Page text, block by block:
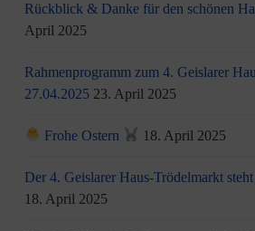
Rückblick & Danke für den schönen
April 2025
Rahmenprogramm zum 4. Geislarer
27.04.2025 23. April 2025
Frohe Ostern 18. April 2025
Der 4. Geislarer Haus-Trödelmarkt
18. April 2025